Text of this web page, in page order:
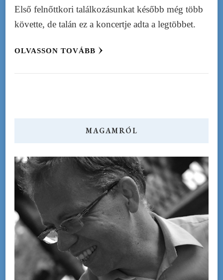
Első felnőttkori találkozásunkat később még több
követte, de talán ez a koncertje adta a legtöbbet.
OLVASSON TOVÁBB
MAGAMRÓL